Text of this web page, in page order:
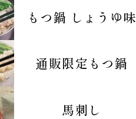
もつ鍋 しょうゆ味
通販限定もつ鍋
馬刺し